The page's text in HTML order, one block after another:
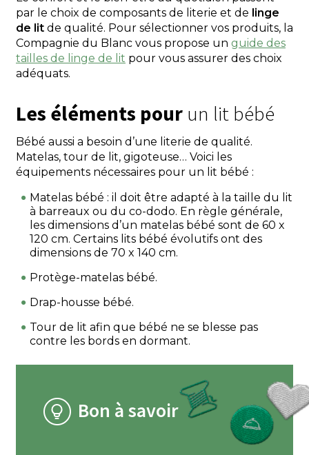
par le choix de composants de literie et de linge
de lit de qualité. Pour sélectionner vos produits, la
Compagnie du Blanc vous propose un guide des
tailles de linge de lit pour vous assurer des choix
adéquats.
Les éléments pour un lit bébé
Bébé aussi a besoin d’une literie de qualité.
Matelas, tour de lit, gigoteuse… Voici les
équipements nécessaires pour un lit bébé :
Matelas bébé : il doit être adapté à la taille du lit
à barreaux ou du co-dodo. En règle générale,
les dimensions d’un matelas bébé sont de 60 x
120 cm. Certains lits bébé évolutifs ont des
dimensions de 70 x 140 cm.
Protège-matelas bébé.
Drap-housse bébé.
Tour de lit afin que bébé ne se blesse pas
contre les bords en dormant.
Bon à savoir